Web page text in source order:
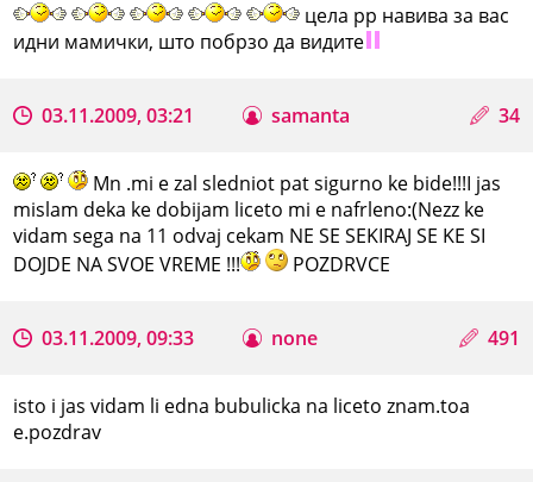
цела рр навива за вас
идни мамички, што побрзо да видите
03.11.2009, 03:21 samanta 34
Mn .mi e zal sledniot pat sigurno ke bide!!!I jas
mislam deka ke dobijam liceto mi e nafrleno:(Nezz ke
vidam sega na 11 odvaj cekam NE SE SEKIRAJ SE KE SI
DOJDE NA SVOE VREME !!!
POZDRVCE
03.11.2009, 09:33 none 491
isto i jas vidam li edna bubulicka na liceto znam.toa
e.pozdrav